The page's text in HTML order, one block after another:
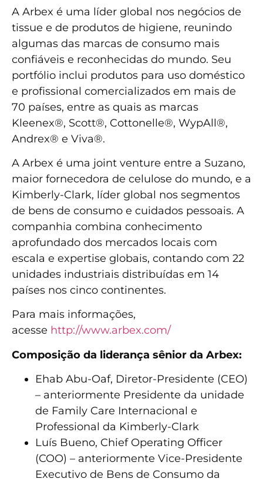
A Arbex é uma líder global nos negócios de
tissue e de produtos de higiene, reunindo
algumas das marcas de consumo mais
confiáveis e reconhecidas do mundo. Seu
portfólio inclui produtos para uso doméstico
e profissional comercializados em mais de
70 países, entre as quais as marcas
Kleenex®, Scott®, Cottonelle®, WypAll®,
Andrex® e Viva®.
A Arbex é uma joint venture entre a Suzano,
maior fornecedora de celulose do mundo, e a
Kimberly-Clark, líder global nos segmentos
de bens de consumo e cuidados pessoais. A
companhia combina conhecimento
aprofundado dos mercados locais com
escala e expertise globais, contando com 22
unidades industriais distribuídas em 14
países nos cinco continentes.
Para mais informações,
acesse http://www.arbex.com/
Composição da liderança sênior da Arbex:
Ehab Abu-Oaf, Diretor-Presidente (CEO)
– anteriormente Presidente da unidade
de Family Care Internacional e
Professional da Kimberly-Clark
Luís Bueno, Chief Operating Officer
(COO) – anteriormente Vice-Presidente
Executivo de Bens de Consumo da